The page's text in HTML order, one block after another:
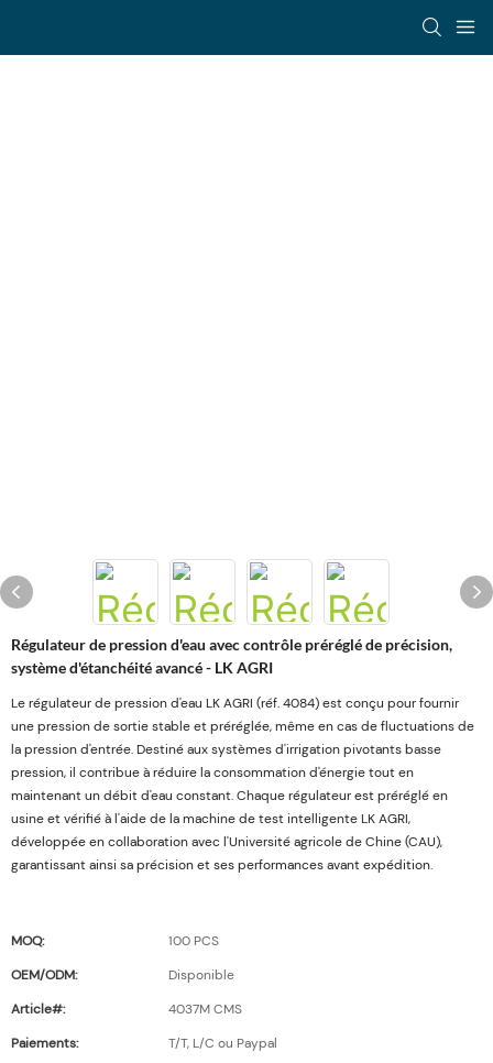
Régulateur de pression d'eau avec contrôle préréglé de précision,
système d'étanchéité avancé - LK AGRI
Le régulateur de pression d'eau LK AGRI (réf. 4084) est conçu pour fournir
une pression de sortie stable et préréglée, même en cas de fluctuations de
la pression d'entrée. Destiné aux systèmes d'irrigation pivotants basse
pression, il contribue à réduire la consommation d'énergie tout en
maintenant un débit d'eau constant. Chaque régulateur est préréglé en
usine et vérifié à l'aide de la machine de test intelligente LK AGRI,
développée en collaboration avec l'Université agricole de Chine (CAU),
garantissant ainsi sa précision et ses performances avant expédition.
MOQ:
100 PCS
OEM/ODM:
Disponible
Article#:
4037M CMS
Paiements:
T/T, L/C ou Paypal